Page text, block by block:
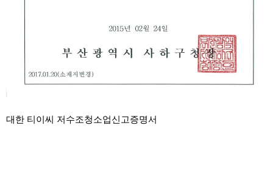
대한 티이씨 저수조청소업신고증명서